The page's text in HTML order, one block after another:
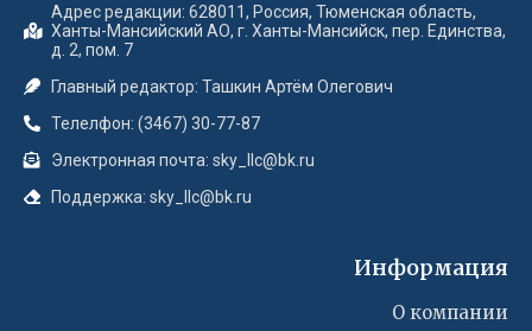
Адрес редакции: 628011, Россия, Тюменская область,
Ханты-Мансийский АО, г. Ханты-Мансийск, пер. Единства,
д. 2, пом. 7
Главный редактор: Ташкин Артём Олегович
Телелфон: (3467) 30-77-87
Электронная почта: sky_llc@bk.ru
Поддержка: sky_llc@bk.ru
Информация
О компании